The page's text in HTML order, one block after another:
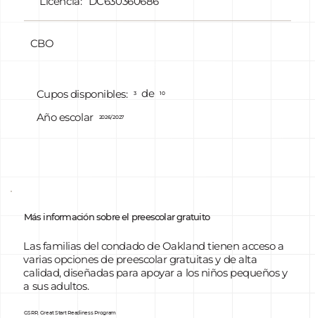
CBO
Cupos disponibles: 3 de 10
Año escolar 2026/2027
Más información sobre el preescolar gratuito
Las familias del condado de Oakland tienen acceso a
varias opciones de preescolar gratuitas y de alta
calidad, diseñadas para apoyar a los niños pequeños y
a sus adultos.
GSRP, Great Start Readiness Program